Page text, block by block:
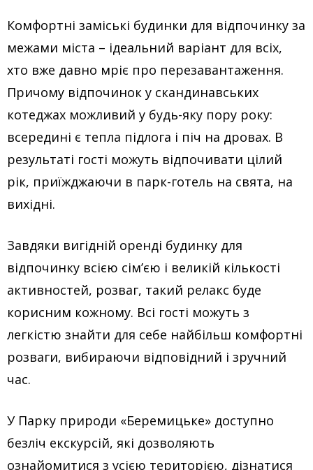
Комфортні заміські будинки для відпочинку за
межами міста – ідеальний варіант для всіх,
хто вже давно мріє про перезавантаження.
Причому відпочинок у скандинавських
котеджах можливий у будь-яку пору року:
всередині є тепла підлога і піч на дровах. В
результаті гості можуть відпочивати цілий
рік, приїжджаючи в парк-готель на свята, на
вихідні.
Завдяки вигідній оренді будинку для
відпочинку всією сім’єю і великій кількості
активностей, розваг, такий релакс буде
корисним кожному. Всі гості можуть з
легкістю знайти для себе найбільш комфортні
розваги, вибираючи відповідний і зручний
час.
У Парку природи «Беремицьке» доступно
безліч екскурсій, які дозволяють
ознайомитися з усією територією, дізнатися